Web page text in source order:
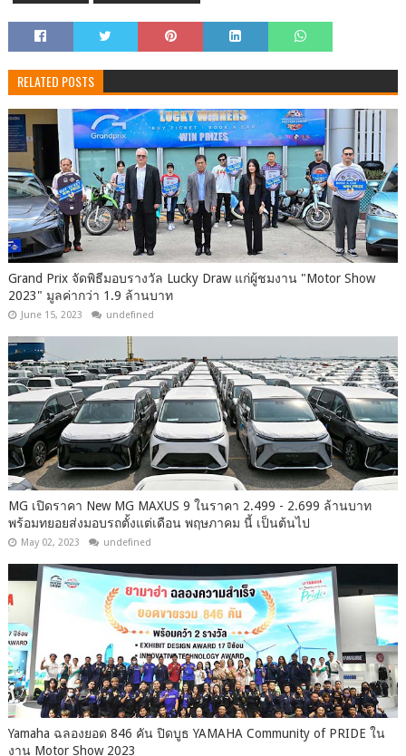
RELATED POSTS
Grand Prix จัดพิธีมอบรางวัล Lucky Draw แก่ผู้ชมงาน "Motor Show
2023" มูลค่ากว่า 1.9 ล้านบาท
June 15, 2023 undefined
MG เปิดราคา New MG MAXUS 9 ในราคา 2.499 - 2.699 ล้านบาท
พร้อมทยอยส่งมอบรถตั้งแต่เดือน พฤษภาคม นี้ เป็นต้นไป
May 02, 2023 undefined
Yamaha ฉลองยอด 846 คัน ปิดบูธ YAMAHA Community of PRIDE ใน
งาน Motor Show 2023